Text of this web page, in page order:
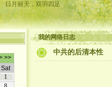
日月丽天，双羽四足
我的网络日志
中共的后清本性